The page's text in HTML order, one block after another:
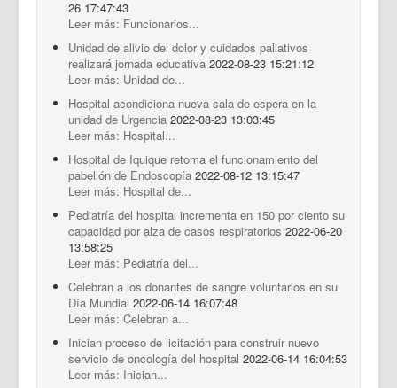
26 17:47:43
Leer más: Funcionarios...
Unidad de alivio del dolor y cuidados paliativos
realizará jornada educativa 2022-08-23 15:21:12
Leer más: Unidad de...
Hospital acondiciona nueva sala de espera en la
unidad de Urgencia 2022-08-23 13:03:45
Leer más: Hospital...
Hospital de Iquique retoma el funcionamiento del
pabellón de Endoscopía 2022-08-12 13:15:47
Leer más: Hospital de...
Pediatría del hospital incrementa en 150 por ciento su
capacidad por alza de casos respiratorios 2022-06-20
13:58:25
Leer más: Pediatría del...
Celebran a los donantes de sangre voluntarios en su
Día Mundial 2022-06-14 16:07:48
Leer más: Celebran a...
Inician proceso de licitación para construir nuevo
servicio de oncología del hospital 2022-06-14 16:04:53
Leer más: Inician...